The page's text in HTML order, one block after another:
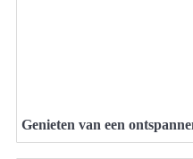
Genieten van een